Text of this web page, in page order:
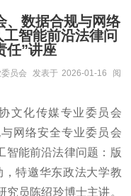
、数据合规与网络
智能前沿法律问
任”讲座
员会 发表于 2026-01-16
阅
文化传媒专业委员会
与网络安全专业委员会
智能前沿法律问题：版
特邀华东政法大学教
员陈绍玲博士主讲。